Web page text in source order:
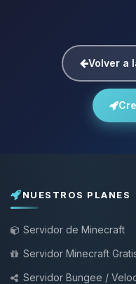
Volver a
NUESTROS PLANES
Servidor de Minecraft
Servidor Minecraft
Servidor Bungee /